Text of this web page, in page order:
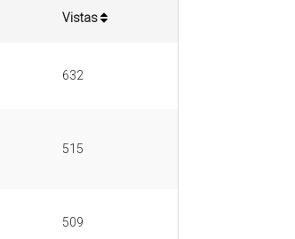
Vistas
632
515
509